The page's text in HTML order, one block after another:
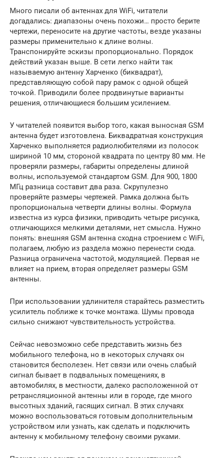
Много писали об антеннах для WiFi, читатели
догадались: диапазоны очень похожи… просто берите
чертежи, переносите на другие частоты, везде указаны
размеры применительно к длине волны.
Транспонируйте эскизы пропорционально. Порядок
действий указан выше. В сети легко найти так
называемую антенну Харченко (биквадрат),
представляющую собой пару рамок с одной общей
точкой. Приводили более продвинутые варианты
решения, отличающиеся большим усилением.
У читателей появится выбор того, какая выносная GSM
антенна будет изготовлена. Биквадратная конструкция
Харченко выполняется радиолюбителями из полосок
шириной 10 мм, стороной квадрата по центру 80 мм. Не
проверяли размеры, габариты определены длиной
волны, используемой стандартом GSM. Для 900, 1800
МГц разница составит два раза. Скрупулезно
проверяйте размеры чертежей. Рамка должна быть
пропорциональна четверти длины волны. Формула
известна из курса физики, приводить четыре рисунка,
отличающихся мелкими деталями, нет смысла. Нужно
понять: внешняя GSM антенна сходна строением с WiFi,
полагаем, любую из раздела можно перенести сюда.
Разница ограничена частотой, модуляцией. Первая не
влияет на прием, вторая определяет размеры GSM
антенны.
При использовании удлинителя старайтесь разместить
усилитель поближе к точке монтажа. Шумы провода
сильно снижают чувствительность устройства.
Сейчас невозможно себе представить жизнь без
мобильного телефона, но в некоторых случаях он
становится бесполезен. Нет связи или очень слабый
сигнал бывает в подвальных помещениях, в
автомобилях, в местности, далеко расположенной от
ретрансляционной антенны или в городе, где много
высотных зданий, гасящих сигнал. В этих случаях
можно воспользоваться готовым дополнительным
устройством или узнать, как сделать и подключить
антенну к мобильному телефону своими руками.